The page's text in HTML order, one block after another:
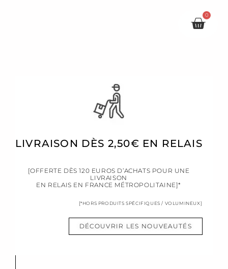
0
LIVRAISON DÈS 2,50€ EN RELAIS
[OFFERTE DÈS 120 EUROS D’ACHATS POUR UNE
LIVRAISON
EN RELAIS EN FRANCE MÉTROPOLITAINE]*
[*HORS PRODUITS SPÉCIFIQUES / VOLUMINEUX]
DÉCOUVRIR LES NOUVEAUTÉS